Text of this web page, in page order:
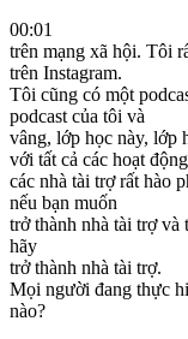
00:01
trên mạng xã hội. Tôi
trên Instagram.
Tôi cũng có một
podcast của tôi và
vâng, lớp học này, lớp
với tất cả các hoạt
các nhà tài trợ rất hào
nếu bạn muốn
trở thành nhà tài trợ
hãy
trở thành nhà tài trợ.
Mọi người đang thực
nào?